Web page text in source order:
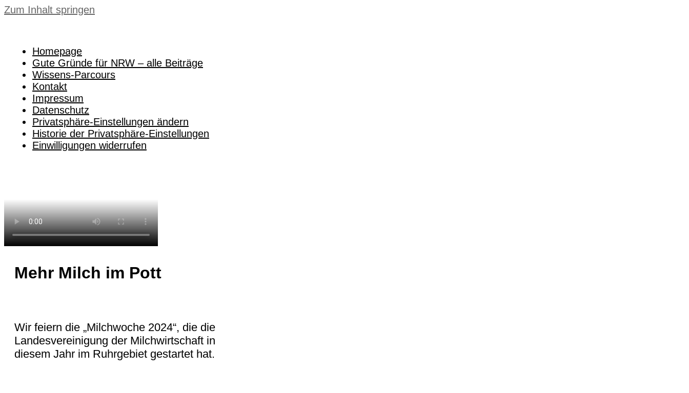
Zum Inhalt springen
Homepage
Gute Gründe für NRW – alle Beiträge
Wissens-Parcours
Kontakt
Impressum
Datenschutz
Privatsphäre-Einstellungen ändern
Historie der Privatsphäre-Einstellungen
Einwilligungen widerrufen
Mehr Milch im Pott
Wir feiern die „Milchwoche 2024“, die die
Landesvereinigung der Milchwirtschaft in
diesem Jahr im Ruhrgebiet gestartet hat.